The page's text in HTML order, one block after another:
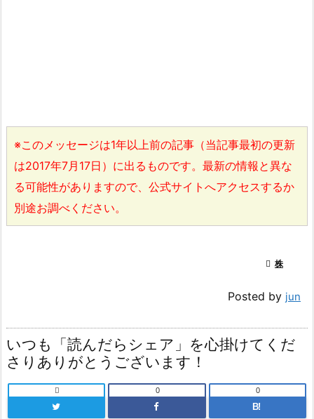
※このメッセージは1年以上前の記事（当記事最初の更新
は2017年7月17日）に出るものです。最新の情報と異な
る可能性がありますので、公式サイトへアクセスするか
別途お調べください。
 株
Posted by jun
いつも「読んだらシェア」を心掛けてくだ
さりありがとうございます！
 0
B!
0